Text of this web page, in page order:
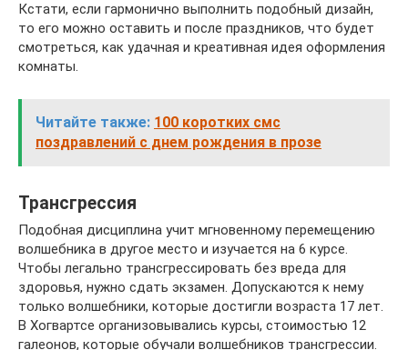
Кстати, если гармонично выполнить подобный дизайн,
то его можно оставить и после праздников, что будет
смотреться, как удачная и креативная идея оформления
комнаты.
Читайте также: 100 коротких смс
поздравлений с днем рождения в прозе
Трансгрессия
Подобная дисциплина учит мгновенному перемещению
волшебника в другое место и изучается на 6 курсе.
Чтобы легально трансгрессировать без вреда для
здоровья, нужно сдать экзамен. Допускаются к нему
только волшебники, которые достигли возраста 17 лет.
В Хогвартсе организовывались курсы, стоимостью 12
галеонов, которые обучали волшебников трансгрессии.